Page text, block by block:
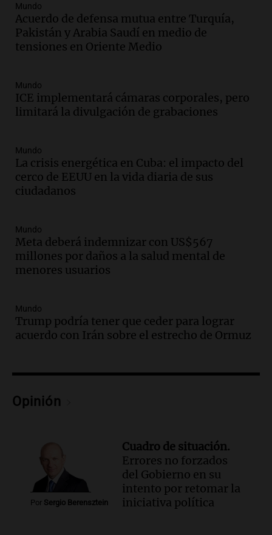
Actualidad
Episodios
Córdoba ganan más del doble que los
privados, según un estudio
Noticias
de droga por delivery en el microcentro
y plazas de Mendoza
Panorama Federal
Episodios
por accidentes de tránsito en el primer
semestre del 2026
Panorama Federal
Episodios
semestre de 2026
Panorama Federal
Episodios
uso de cadenas en el Cerro Catedral y
Panorama Federal
Reinheimer fue premiada a nivel
mundial: "La ciencia tiene muchas
facetas"
Noticias Rosario
Episodios
Audio.Un camionero muere tras volcar
Mundo
Acuerdo de defensa mutua entre Turquía,
Pakistán y Arabia Saudí en medio de
tensiones en Oriente Medio
Mundo
ICE implementará cámaras corporales, pero
limitará la divulgación de grabaciones
Mundo
La crisis energética en Cuba: el impacto del
cerco de EEUU en la vida diaria de sus
ciudadanos
Mundo
Meta deberá indemnizar con US$567
millones por daños a la salud mental de
menores usuarios
Mundo
Trump podría tener que ceder para lograr
acuerdo con Irán sobre el estrecho de Ormuz
Opinión
Por Sergio Berensztein
Cuadro de situación.
Errores no forzados
del Gobierno en su
intento por retomar la
iniciativa política